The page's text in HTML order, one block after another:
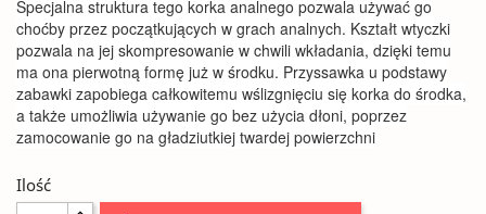
Specjalna struktura tego korka analnego pozwala używać go
choćby przez początkujących w grach analnych. Kształt wtyczki
pozwala na jej skompresowanie w chwili wkładania, dzięki temu
ma ona pierwotną formę już w środku. Przyssawka u podstawy
zabawki zapobiega całkowitemu wślizgnięciu się korka do środka,
a także umożliwia używanie go bez użycia dłoni, poprzez
zamocowanie go na gładziutkiej twardej powierzchni
Ilość